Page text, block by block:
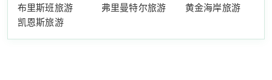
布里斯班旅游
弗里曼特尔旅游
黄金海岸旅游
凯恩斯旅游